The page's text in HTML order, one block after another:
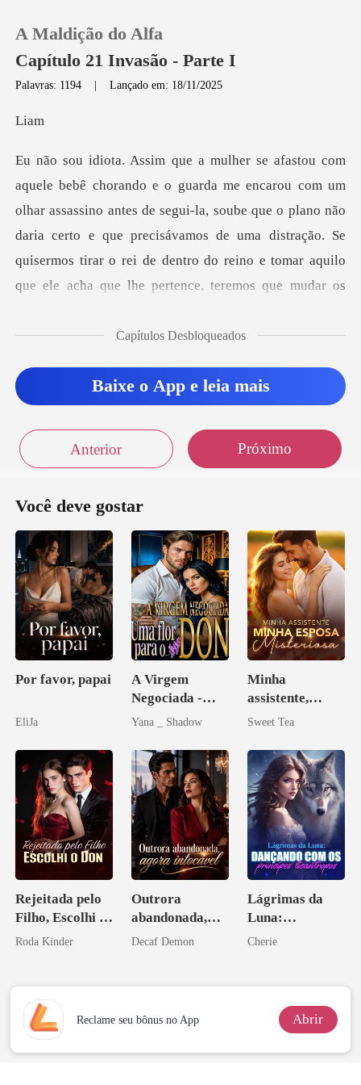
Loja
Histórico
Sair
A Maldição do Alfa
Capítulo 21 Invasão - Parte I
Palavras: 1194 |Lançado em: 18/11/2025
i
assassino antes de segui-la, soube que o plano não
daria certo e que precisávamos de uma distração. Se
quiser
Capítulos Desbloqueados
Baixe o App e leia mais
Anterior Próximo
Você deve gostar
Por favor, papai
EliJa
A Virgem
Negociada -
Uma flor para o
Yana _ Shadow
Minha
assistente,
minha esposa
Sweet Tea
Rejeitada pelo
Filho, Escolhi o
Don
Roda Kinder
Outrora
abandonada,
agora intocável
Decaf Demon
Lágrimas da
Luna:
Dançando com
Cherie
Reclame seu bônus no App Abrir